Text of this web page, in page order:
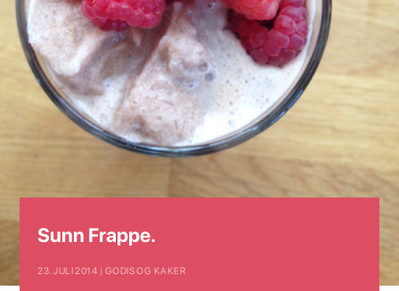
Sunn Frappe.
23. JULI 2014 | GODIS OG KAKER